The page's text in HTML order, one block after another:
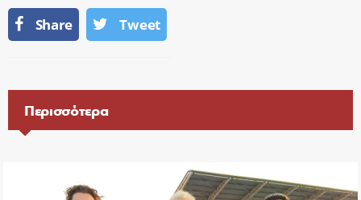
Share Tweet
Περισσότερα